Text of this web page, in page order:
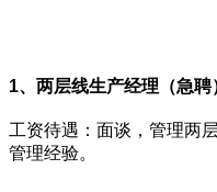
1、两层线生产经理（急聘
工资待遇：面谈，管理两
管理经验。